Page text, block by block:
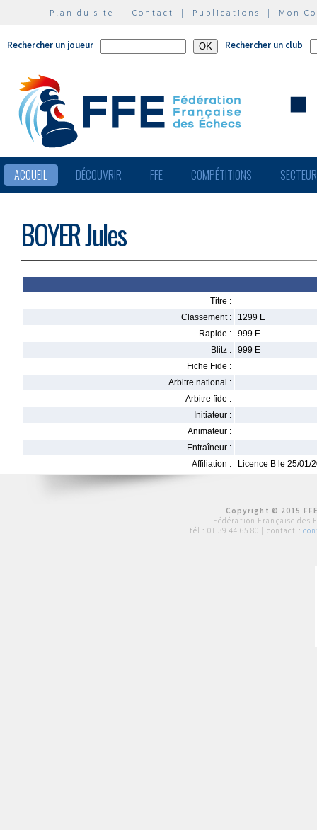
Plan du site | Contact | Publications | Mon
Rechercher un joueur Rechercher un club
ACCUEIL DÉCOUVRIR FFE COMPÉTITIONS
BOYER Jules
Titre :
Classement :
1299 E
Rapide :
999 E
Blitz :
999 E
Fiche Fide :
Arbitre national :
Arbitre fide :
Initiateur :
Animateur :
Entraîneur :
Affiliation :
Licence B le 25/01/
Copyright © 2015
Fédération Française des
tél : 01 39 44 65 80 | contact :